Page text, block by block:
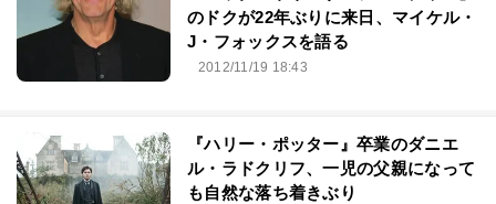
のドクが22年ぶりに来日、マイケル・
J・フォックスを語る
2012/11/19 18:43
『ハリー・ポッター』卒業のダニエ
ル・ラドクリフ、一児の父親になって
も自然な落ち着きぶり